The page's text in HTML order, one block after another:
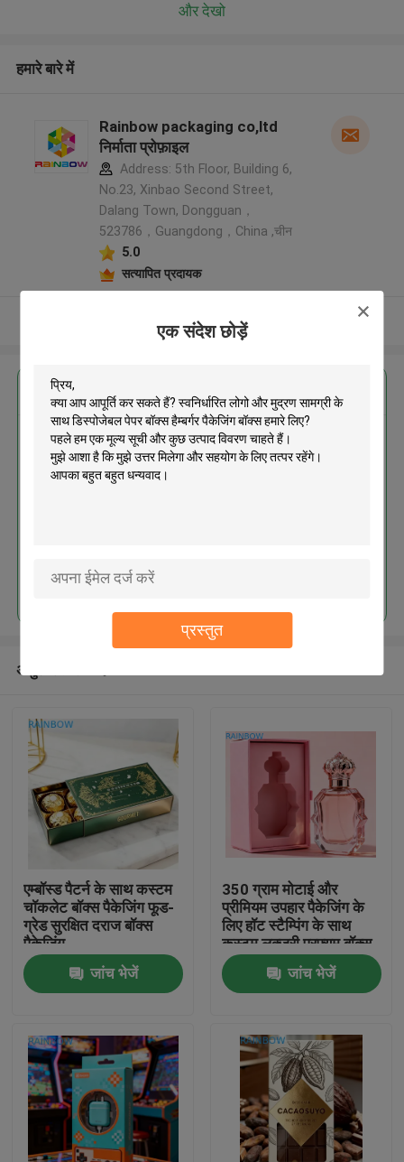
एक संदेश छोड़ें
प्रस्तुत
घर
उत्पाद
हमारे बारे में
और देखो
हमारे बारे में
Rainbow packaging co,ltd
निर्माता प्रोफ़ाइल
Address: 5th Floor, Building 6,
No.23, Xinbao Second Street,
Dalang Town, Dongguan，
523786，Guangdong，China ,चीन
5.0
सत्यापित प्रदायक
और देखो
सबसे उत्तम प्रतिदान प्राप्त करें
स्वनिर्धारित लोगो और मुद्रण सामग्री के
साथ डिस्पोजेबल पेपर बॉक्स हैम्बर्गर पैकेजिंग
बॉक्स
अनुशंसित उत्पाद
एम्बॉस्ड पैटर्न के साथ कस्टम
चॉकलेट बॉक्स पैकेजिंग फूड-
ग्रेड सुरक्षित दराज बॉक्स
पैकेजिंग
जांच भेजें
350 ग्राम मोटाई और
प्रीमियम उपहार पैकेजिंग के
लिए हॉट स्टैम्पिंग के साथ
कस्टम लक्जरी परफ्यूम बॉक्स
जांच भेजें